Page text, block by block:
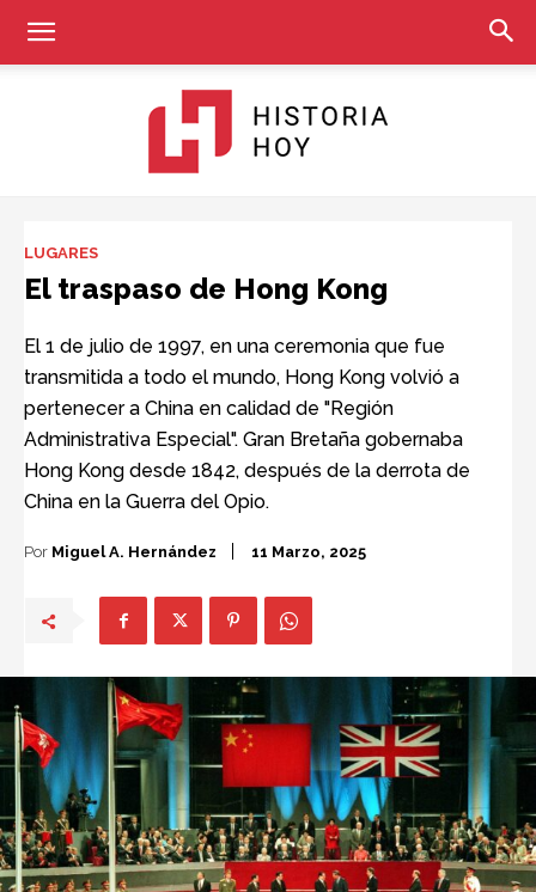
LUGARES
El traspaso de Hong Kong
El 1 de julio de 1997, en una ceremonia que fue
transmitida a todo el mundo, Hong Kong volvió a
pertenecer a China en calidad de "Región
Administrativa Especial". Gran Bretaña gobernaba
Hong Kong desde 1842, después de la derrota de
China en la Guerra del Opio.
Por Miguel A. Hernández 11 Marzo, 2025